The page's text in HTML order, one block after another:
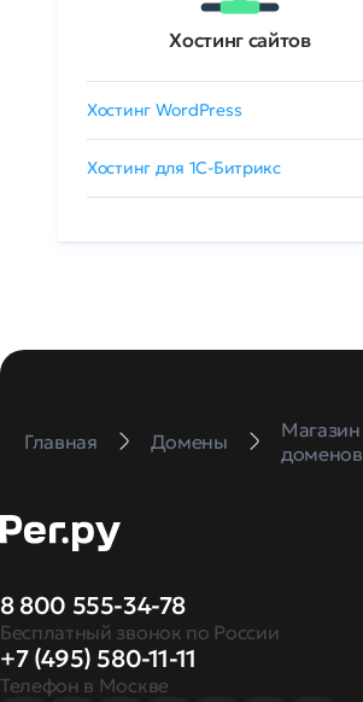
Хостинг сайтов
Хостинг WordPress
Хостинг для 1C-Битрикс
Главная Домены
Магазин
доменов
8 800 555-34-78
Бесплатный звонок по России
+7 (495) 580-11-11
Телефон в Москве